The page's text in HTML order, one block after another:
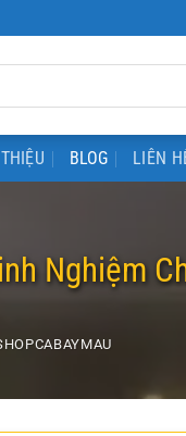
BLOG LIÊN
Nghiệm